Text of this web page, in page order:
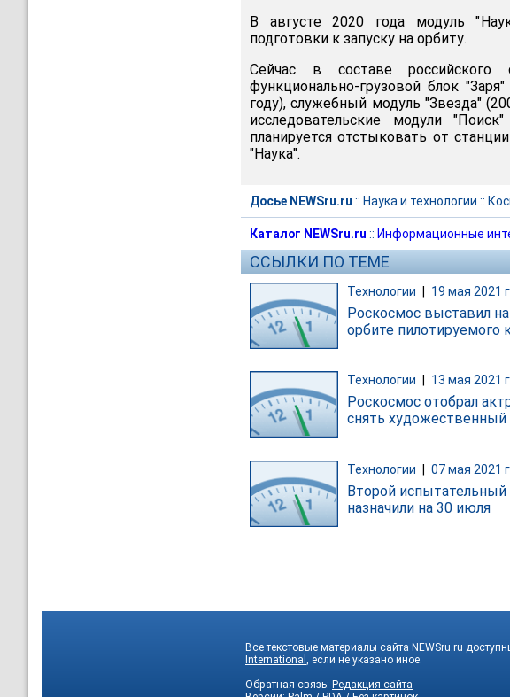
В августе 2020 года модуль
подготовки к запуску на орбиту.
Сейчас в составе
функционально-грузовой блок
году), служебный модуль "Звезда"
исследовательские модули
планируется отстыковать от
"Наука".
Досье NEWSru.ru :: Наука и технологии ::
Каталог NEWSru.ru :: Информационные
ССЫЛКИ ПО ТЕМЕ
Технологии 19 мая 2021
Роскосмос выставил
орбите пилотируемого
Технологии 13 мая 2021
Роскосмос отобрал
снять
Технологии | 07 мая 2021
Второй
назначили на 30 июля
Все текстовые материалы сайта NEWSru.ru
International
, если не указано иное.
Обратная связь: Редакция сайта